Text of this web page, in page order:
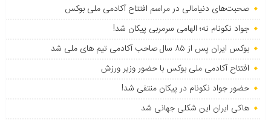
صحبت‌های دنیامالی در مراسم افتتاح آکادمی ملی بوکس
جواد نکونام نه؛ الهامی سرمربی پیکان شد!
بوکس ایران پس از ۸۵ سال صاحب آکادمی تیم های ملی شد
افتتاح آکادمی ملی بوکس با حضور وزیر ورزش
حضور جواد نکونام در پیکان منتفی شد!
هاکی ایران این شکلی جهانی شد